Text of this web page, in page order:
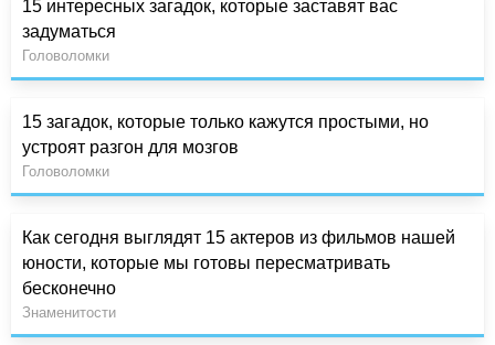
15 интересных загадок, которые заставят вас
задуматься
Головоломки
15 загадок, которые только кажутся простыми, но
устроят разгон для мозгов
Головоломки
Как сегодня выглядят 15 актеров из фильмов нашей
юности, которые мы готовы пересматривать
бесконечно
Знаменитости